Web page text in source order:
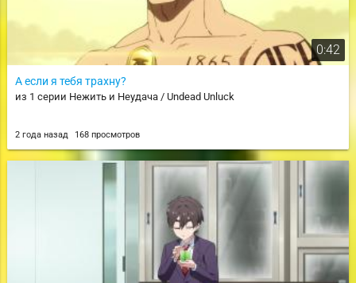
0:42
А если я тебя трахну?
из 1 серии Нежить и Неудача / Undead Unluck
2 года назад 168 просмотров